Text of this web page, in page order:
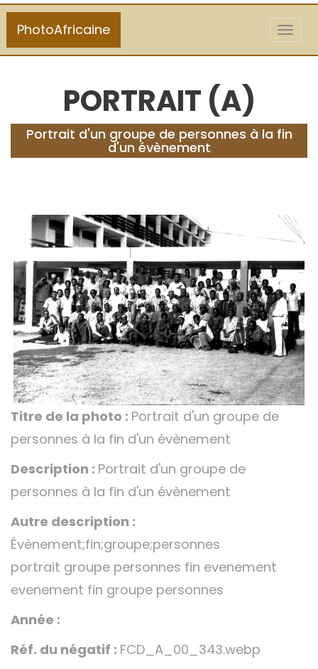
PhotoAfricaine
PORTRAIT (A)
Portrait d'un groupe de personnes à la fin
d'un évènement
Titre de la photo : Portrait d'un groupe de
personnes à la fin d'un évènement
Description : Portrait d'un groupe de
personnes à la fin d'un évènement
Autre description :
Évènement;fin;groupe;personnes
portrait groupe personnes fin evenement
evenement fin groupe personnes
Année :
Réf. du négatif : FCD_A_00_343.webp